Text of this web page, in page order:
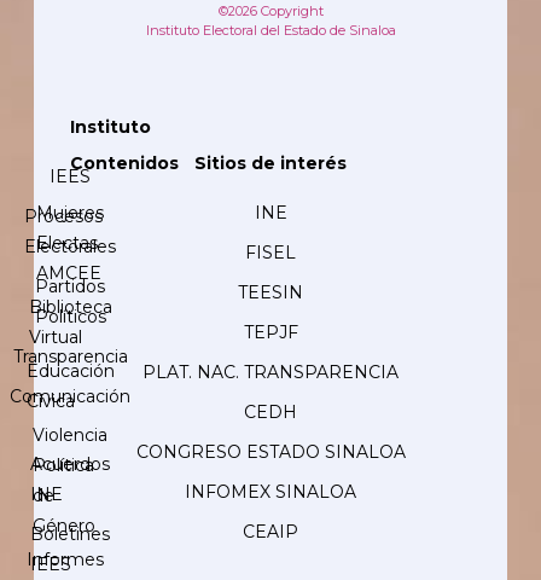
©2026 Copyright
Instituto Electoral del Estado de Sinaloa
Instituto
IEES
Procesos
Electorales
Partidos
Políticos
Transparencia
Comunicación
Acuerdos
INE
Boletines
IEES
Contenidos
Mujeres
Electas
AMCEE
Biblioteca
Virtual
Educación
Cívica
Violencia
Política
de
Género
Informes
Sitios de interés
INE
FISEL
TEESIN
TEPJF
PLAT. NAC. TRANSPARENCIA
CEDH
CONGRESO ESTADO SINALOA
INFOMEX SINALOA
CEAIP